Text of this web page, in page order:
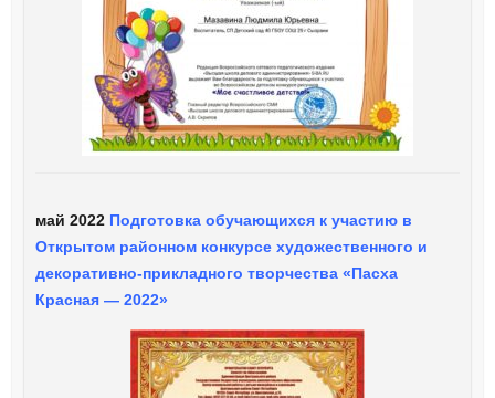
май 2022 Подготовка обучающихся к участию в
Открытом районном конкурсе художественного и
декоративно-прикладного творчества «Пасха
Красная — 2022»